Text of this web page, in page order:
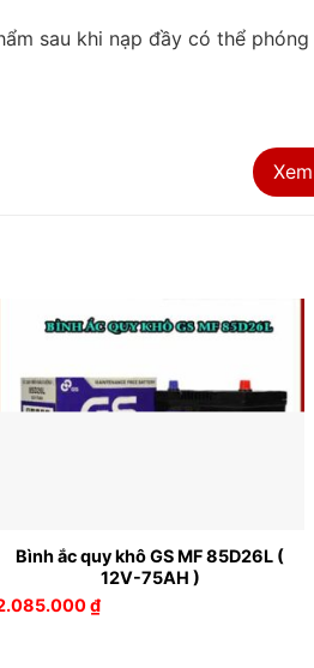
sau khi nạp đầy có thể
Bình ắc quy khô GS MF 85D26L (
12V-75AH )
₫